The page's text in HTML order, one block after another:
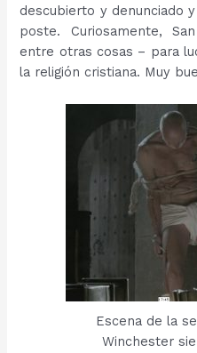
descubierto y denunciado
poste. Curiosamente,
entre otras cosas – para
la religión cristiana. Muy
Escena de la
Winchester